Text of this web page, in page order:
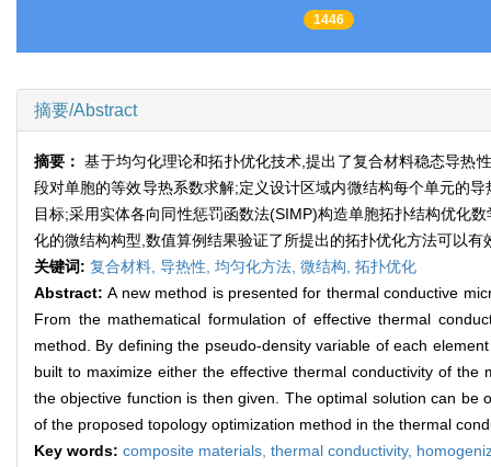
1446
摘要/Abstract
摘要：基于均匀化理论和拓扑优化技术,提出了复合材料稳态导热
段对单胞的等效导热系数求解;定义设计区域内微结构每个单元的
目标;采用实体各向同性惩罚函数法(SIMP)构造单胞拓扑结构优化
化的微结构构型,数值算例结果验证了所提出的拓扑优化方法可以
关键词: 复合材料, 导热性, 均匀化方法, 微结构, 拓扑优化
Abstract:A new method is presented for thermal conductive
From the mathematical formulation of effective thermal
method. By defining the pseudo-density variable of each
built to maximize either the effective thermal conductivity of
the objective function is then given. The optimal solution can
of the proposed topology optimization method in the thermal
Key words: composite materials, thermal conductivity,